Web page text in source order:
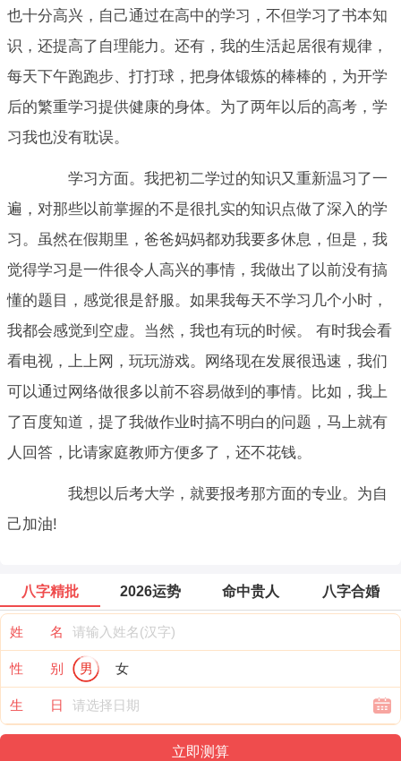
也十分高兴，自己通过在高中的学习，不但学习了书本知
识，还提高了自理能力。还有，我的生活起居很有规律，
每天下午跑跑步、打打球，把身体锻炼的棒棒的，为开学
后的繁重学习提供健康的身体。为了两年以后的高考，学
习我也没有耽误。
学习方面。我把初二学过的知识又重新温习了一
遍，对那些以前掌握的不是很扎实的知识点做了深入的学
习。虽然在假期里，爸爸妈妈都劝我要多休息，但是，我
觉得学习是一件很令人高兴的事情，我做出了以前没有搞
懂的题目，感觉很是舒服。如果我每天不学习几个小时，
我都会感觉到空虚。当然，我也有玩的时候。 有时我会看
看电视，上上网，玩玩游戏。网络现在发展很迅速，我们
可以通过网络做很多以前不容易做到的事情。比如，我上
了百度知道，提了我做作业时搞不明白的问题，马上就有
人回答，比请家庭教师方便多了，还不花钱。
我想以后考大学，就要报考那方面的专业。为自
己加油!
八字精批 2026运势 命中贵人 八字合婚
姓 名
性 别 男 女
生 日